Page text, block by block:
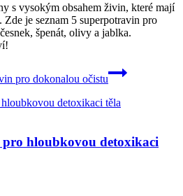
s vysokým obsahem živin, které mají
je seznam 5 superpotravin pro
špenát, olivy a jablka.
pro dokonalou očistu
hloubkovou detoxikaci